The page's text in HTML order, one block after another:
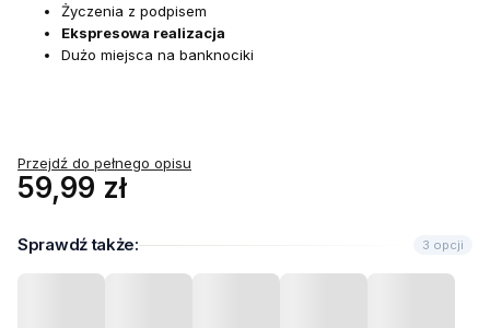
Życzenia z podpisem
Ekspresowa realizacja
Dużo miejsca na banknociki
Przejdź do pełnego opisu
Cena
59,99 zł
Sprawdź także: 3 opcji